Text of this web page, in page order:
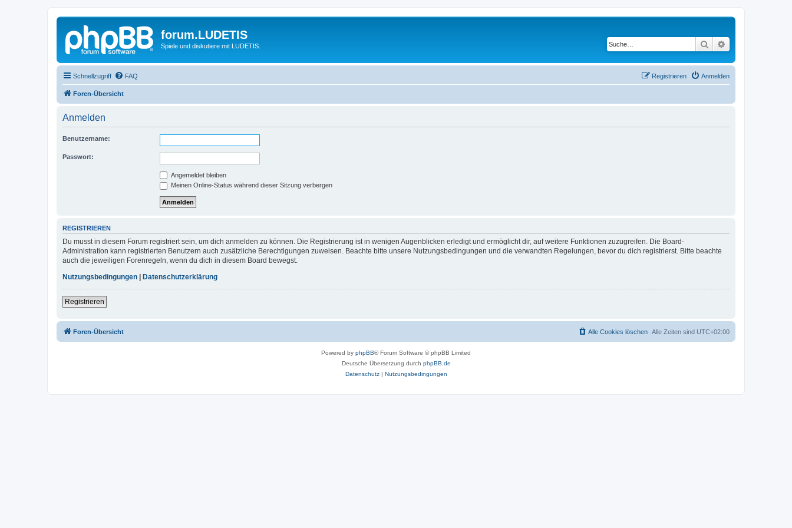
forum.LUDETIS
Spiele und diskutiere mit LUDETIS. Suche
Schnellzugriff FAQ Anmelden
Registrieren
Foren-Übersicht
Anmelden
Benutzername:
Passwort:
Angemeldet bleiben
Meinen Online-Status während dieser Sitzung verbergen
REGISTRIEREN
Du musst in diesem Forum registriert sein, um dich anmelden zu können. Die Registrierung ist in wenigen Augenblicken erledigt und ermöglicht dir, auf weitere Funktionen zuzugreifen. Die Board-
Administration kann registrierten Benutzern auch zusätzliche Berechtigungen zuweisen. Beachte bitte unsere Nutzungsbedingungen und die verwandten Regelungen, bevor du dich registrierst. Bitte beachte
auch die jeweiligen Forenregeln, wenn du dich in diesem Board bewegst.
Nutzungsbedingungen
Datenschutzerklärung
Registrieren
Foren-Übersicht Alle Zeiten sind UTC+02:00
Alle Cookies löschen
Powered by phpBB® Forum Software © phpBB Limited
Deutsche Übersetzung durch phpBB.de
Datenschutz| Nutzungsbedingungen